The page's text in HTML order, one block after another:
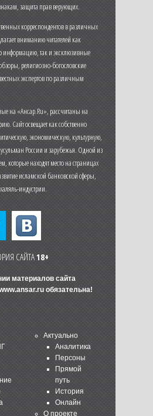
защита прав верующих.
корреспондентов в различных
вниманию читателей как
информацию, так и эксклюзивные
религиозно-богословские
экспертов по различным
на «Ансар.Ru», рассчитаны на
Сайт освещает как собственно
экономическую, культурную,
России и зарубежья. Одной из
которые находят место на страницах
исламской банковской сферы,
индустрии.
САЙТА18+
материалов сайта
обязательна!
Актуально
Аналитика
Персоны
Прямой
путь
История
Онлайн
О проекте